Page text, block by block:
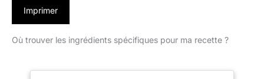
Imprimer
Où trouver les ingrédients spécifiques pour ma recette ?